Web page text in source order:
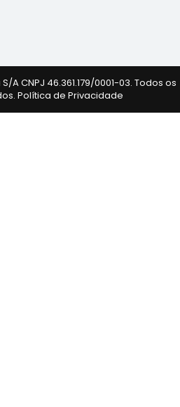
CNPJ 46.361.179/0001-03. Todos os
Política de Privacidade